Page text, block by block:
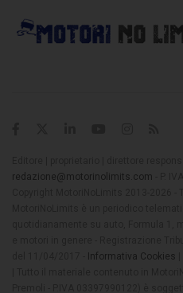
redazione@motorinolimits.com
Informativa Cookies